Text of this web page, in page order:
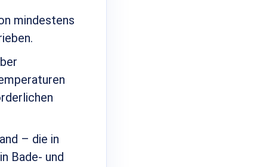
mindestens
– die in
Bade- und